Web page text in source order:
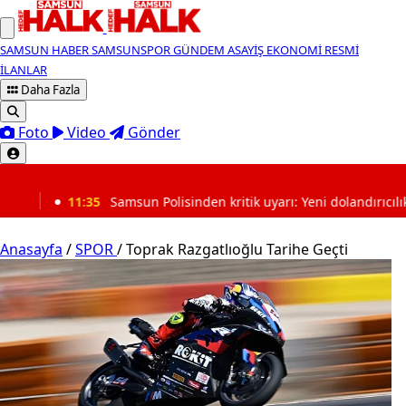
SAMSUN HABERSAMSUNSPORGÜNDEM ASAYİŞ EKONOMİ RESMİ
İLANLAR
Daha Fazla
Foto Video Gönder
Polisinden kritik uyarı: Yeni dolandırıcılık yöntemlerine karşı
Anasayfa /SPOR/Toprak Razgatlıoğlu Tarihe Geçti